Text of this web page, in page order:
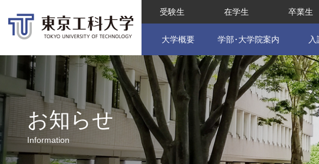
受験生 在学生 卒業生
大学概要 学部･大学院案内
お知らせ
Information